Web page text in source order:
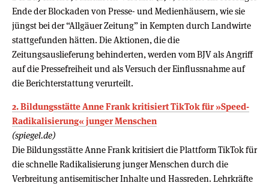
Ende der Blockaden von Presse- und Medienhäusern, wie sie
jüngst bei der “Allgäuer Zeitung” in Kempten durch Landwirte
stattgefunden hätten. Die Aktionen, die die
Zeitungsauslieferung behinderten, werden vom BJV als Angriff
auf die Pressefreiheit und als Versuch der Einflussnahme auf
die Berichterstattung verurteilt.
2. Bildungsstätte Anne Frank kritisiert TikTok für »Speed-
Radikalisierung« junger Menschen
(spiegel.de)
Die Bildungsstätte Anne Frank kritisiert die Plattform TikTok für
die schnelle Radikalisierung junger Menschen durch die
Verbreitung antisemitischer Inhalte und Hassreden. Lehrkräfte